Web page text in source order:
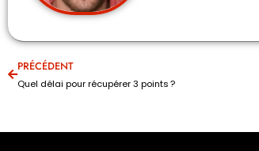
PRÉCÉDENT
Quel délai pour récupérer 3 points ?